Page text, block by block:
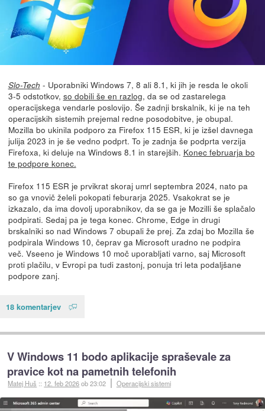
Slo-Tech - Uporabniki Windows 7, 8 ali 8.1, ki jih je resda le okoli
3-5 odstotkov, so dobili še en razlog, da se od zastarelega
operacijskega vendarle poslovijo. Še zadnji brskalnik, ki je na teh
operacijskih sistemih prejemal redne posodobitve, je obupal.
Mozilla bo ukinila podporo za Firefox 115 ESR, ki je izšel davnega
julija 2023 in je še vedno podprt. To je zadnja še podprta verzija
Firefoxa, ki deluje na Windows 8.1 in starejših. Konec februarja bo
te podpore konec.
Firefox 115 ESR je prvikrat skoraj umrl septembra 2024, nato pa
so ga vnovič želeli pokopati feburarja 2025. Vsakokrat se je
izkazalo, da ima dovolj uporabnikov, da se ga je Mozilli še splačalo
podpirati. Sedaj pa je tega konec. Chrome, Edge in drugi
brskalniki so nad Windows 7 obupali že prej. Za zdaj bo Mozilla še
podpirala Windows 10, čeprav ga Microsoft uradno ne podpira
več. Vseeno je Windows 10 moč uporabljati varno, saj Microsoft
proti plačilu, v Evropi pa tudi zastonj, ponuja tri leta podaljšane
podpore zanj.
18 komentarjev
V Windows 11 bodo aplikacije spraševale za
pravice kot na pametnih telefonih
Matej Huš :: 12. feb 2026ob 23:02 Operacijski sistemi